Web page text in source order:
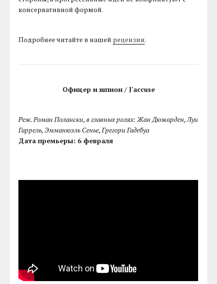
консервативной формой.
Подробнее читайте в нашей рецензии.
Офицер и шпион / J'accuse
Реж. Роман Полански, в главных ролях: Жан Дюжарден, Луи
Гаррель, Эмманюэль Сенье, Грегори Гадебуа
Дата премьеры: 6 февраля